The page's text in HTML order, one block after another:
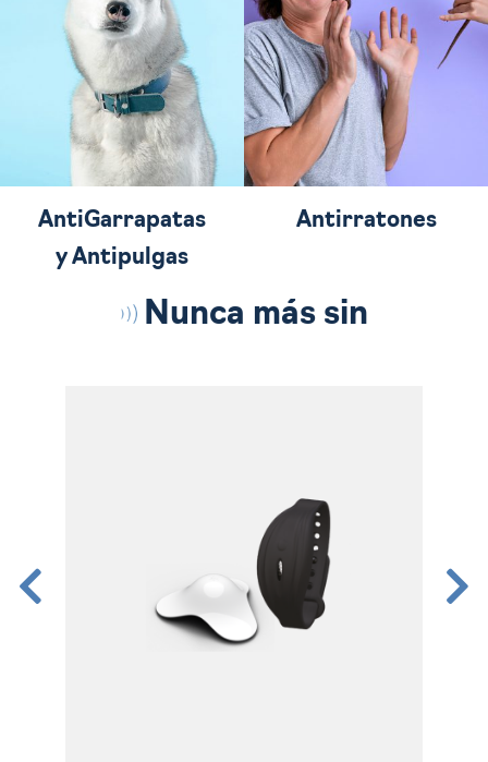
AntiGarrapatas
y Antipulgas
Antirratones
Nunca más sin